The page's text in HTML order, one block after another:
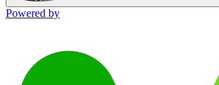
Powered by